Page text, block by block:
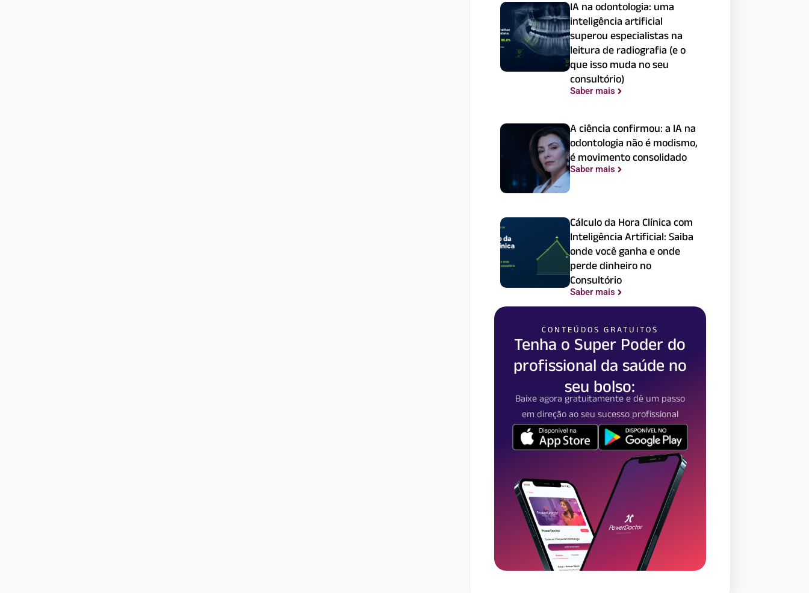
IA na odontologia: uma
inteligência artificial
superou especialistas na
leitura de radiografia (e o
que isso muda no seu
consultório)
Saber mais
A ciência confirmou: a IA na
odontologia não é modismo,
é movimento consolidado
Saber mais
Cálculo da Hora Clínica com
Inteligência Artificial: Saiba
onde você ganha e onde
perde dinheiro no
Consultório
Saber mais
CONTEÚDOS GRATUITOS
Tenha o Super Poder do
profissional da saúde no
seu bolso:
Baixe agora gratuitamente e dê um passo
em direção ao seu sucesso profissional